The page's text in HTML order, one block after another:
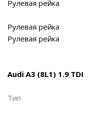
Рулевая рейка
Рулевая рейка
Рулевая рейка
Audi A3 (8L1) 1.9 TDI
Тип